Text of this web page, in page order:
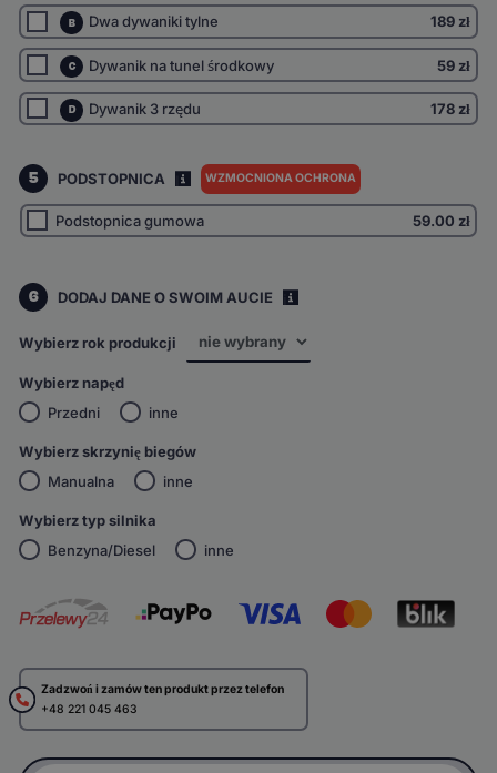
B Dwa dywaniki tylne 189 zł
C Dywanik na tunel środkowy 59 zł
D Dywanik 3 rzędu 178 zł
5 PODSTOPNICA WZMOCNIONA OCHRONA
Podstopnica gumowa 59.00 zł
6 DODAJ DANE O SWOIM AUCIE
Wybierz rok produkcji
Wybierz napęd
Przedni
inne
Wybierz skrzynię biegów
Manualna
inne
Wybierz typ silnika
Benzyna/Diesel
inne
Zadzwoń i zamów ten produkt przez telefon
+48 221 045 463